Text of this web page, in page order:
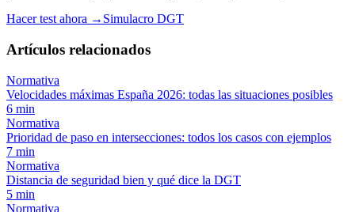
Hacer test ahora → Simulacro DGT
Artículos relacionados
Normativa
Velocidades máximas España 2026: todas las situaciones posibles
6 min
Normativa
Prioridad de paso en intersecciones: todos los casos con ejemplos
7 min
Normativa
Distancia de seguridad bien y qué dice la DGT
5 min
Normativa